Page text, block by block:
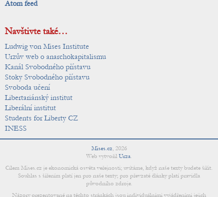
Atom feed
Navštivte také…
Ludwig von Mises Institute
Urzův web o anarchokapitalismu
Kanál Svobodného přístavu
Stoky Svobodného přístavu
Svoboda učení
Libertariánský institut
Liberální institut
Students for Liberty CZ
INESS
Mises.cz, 2026
Web vytvořil Urza.
Cílem Mises.cz je ekonomická osvěta veřejnosti; uvítáme, když naše texty budete šířit.
Souhlas s šířením platí jen pro naše texty; pro převzaté články platí pravidla
původního zdroje.
Názory prezentované na těchto stránkách jsou individuálními vyjádřeními jejich